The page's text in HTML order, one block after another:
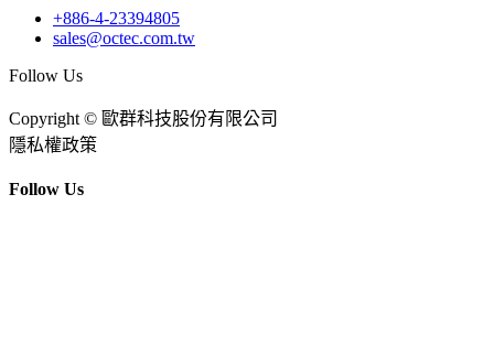
+886-4-23394805
sales@octec.com.tw
Follow Us
Copyright © 歐群科技股份有限公司
隱私權政策
Follow Us